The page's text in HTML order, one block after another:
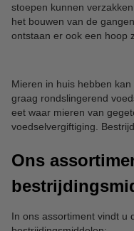
stoepen kunnen
het bouwen van de
ontstaan er ook een hoop
Mieren in huis hebben
graag rondslingerend
eet waar mieren van
voedselvergiftiging.
Ons
In ons assortiment vindt u